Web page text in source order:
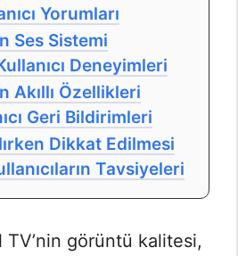
Yorumları
Ses Sistemi
Deneyimleri
Akıllı Özellikleri
Geri Bildirimleri
Dikkat Edilmesi
Tavsiyeleri
görüntü kalitesi,